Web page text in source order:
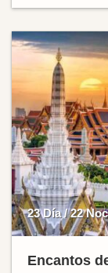
23 Día / 22
Encantos